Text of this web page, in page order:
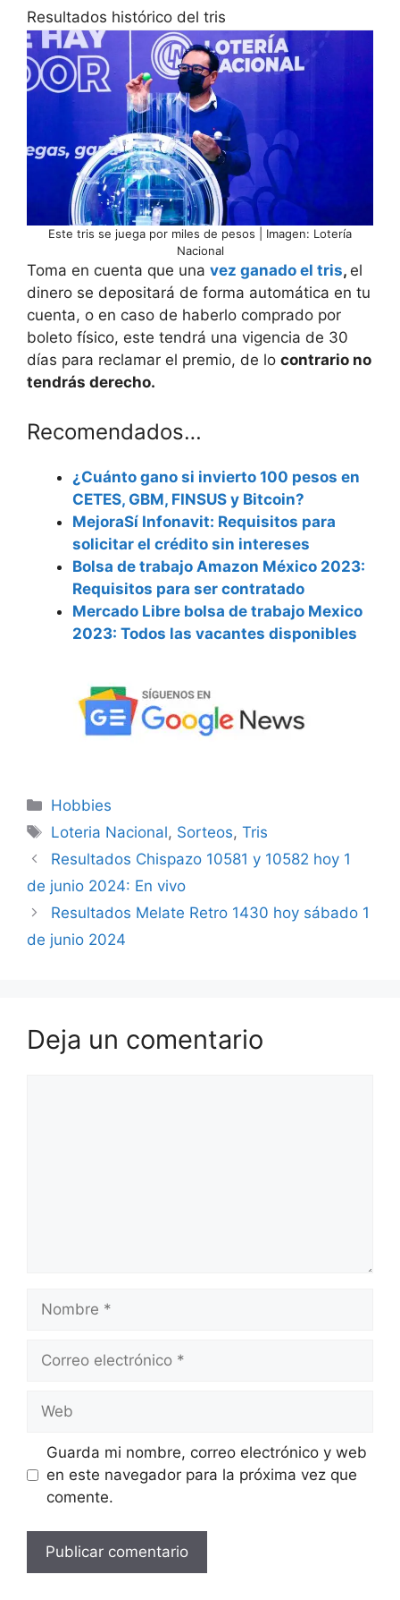
Resultados histórico del tris
Este tris se juega por miles de pesos | Imagen: Lotería
Nacional
Toma en cuenta que una vez ganado el tris, el
dinero se depositará de forma automática en tu
cuenta, o en caso de haberlo comprado por
boleto físico, este tendrá una vigencia de 30
días para reclamar el premio, de lo contrario no
tendrás derecho.
Recomendados…
¿Cuánto gano si invierto 100 pesos en
CETES, GBM, FINSUS y Bitcoin?
MejoraSí Infonavit: Requisitos para
solicitar el crédito sin intereses
Bolsa de trabajo Amazon México 2023:
Requisitos para ser contratado
Mercado Libre bolsa de trabajo Mexico
2023: Todos las vacantes disponibles
Categorías
Hobbies
Etiquetas
Loteria Nacional, Sorteos,Tris
Resultados Chispazo 10581 y 10582 hoy 1
de junio 2024: En vivo
Resultados Melate Retro 1430 hoy sábado 1
de junio 2024
Deja un comentario
electrónico
Guarda mi nombre, correo electrónico y web
en este navegador para la próxima vez que
comente.